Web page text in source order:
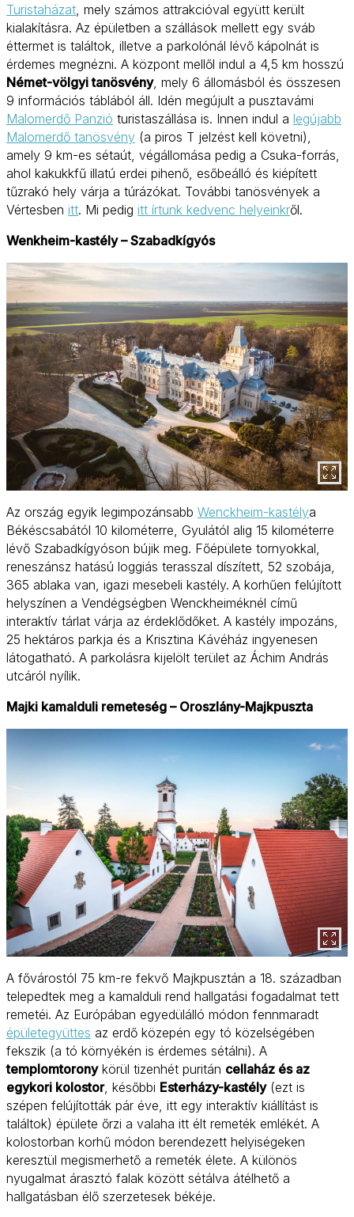
Turistaházat , mely számos attrakcióval együtt került
kialakításra. Az épületben a szállások mellett egy sváb
éttermet is találtok, illetve a parkolónál lévő kápolnát is
érdemes megnézni. A központ mellől indul a 4,5 km hosszú
Német-völgyi tanösvény, mely 6 állomásból és összesen
9 információs táblából áll. Idén megújult a pusztavámi
Malomerdő Panzió turistaszállása is. Innen indul a legújabb
Malomerdő tanösvény (a piros T jelzést kell követni),
amely 9 km-es sétaút, végállomása pedig a Csuka-forrás,
ahol kakukkfű illatú erdei pihenő, esőbeálló és kiépített
tűzrakó hely várja a túrázókat. További tanösvények a
Vértesben itt. Mi pedig itt írtunk kedvenc helyeinkről.
Wenkheim-kastély – Szabadkígyós
Az ország egyik legimpozánsabb Wenckheim-kastélya
Békéscsabától 10 kilométerre, Gyulától alig 15 kilométerre
lévő Szabadkígyóson bújik meg. Főépülete tornyokkal,
reneszánsz hatású loggiás terasszal díszített, 52 szobája,
365 ablaka van, igazi mesebeli kastély. A korhűen felújított
helyszínen a Vendégségben Wenckheiméknél című
interaktív tárlat várja az érdeklődőket. A kastély impozáns,
25 hektáros parkja és a Krisztina Kávéház ingyenesen
látogatható. A parkolásra kijelölt terület az Áchim András
utcáról nyílik.
Majki kamalduli remeteség – Oroszlány-Majkpuszta
A fővárostól 75 km-re fekvő Majkpusztán a 18. században
telepedtek meg a kamalduli rend hallgatási fogadalmat tett
remetéi. Az Európában egyedülálló módon fennmaradt
épületegyüttes az erdő közepén egy tó közelségében
fekszik (a tó környékén is érdemes sétálni). A
templomtoronykörül tizenhét puritán cellaház és az
egykori kolostor, későbbi Esterházy-kastély(ezt is
szépen felújították pár éve, itt egy interaktív kiállítást is
találtok) épülete őrzi a valaha itt élt remeték emlékét. A
kolostorban korhű módon berendezett helyiségeken
keresztül megismerhető a remeték élete. A különös
nyugalmat árasztó falak között sétálva átélhető a
hallgatásban élő szerzetesek békéje.